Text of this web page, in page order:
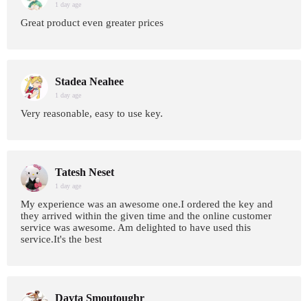
1 day age
Great product even greater prices
Stadea Neahee
1 day age
Very reasonable, easy to use key.
Tatesh Neset
1 day age
My experience was an awesome one.I ordered the key and
they arrived within the given time and the online customer
service was awesome. Am delighted to have used this
service.It's the best
Dayta Smoutoughr